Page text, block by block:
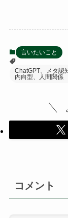
言いたいこと
ChatGPT、メタ認
内向型、人間関係
コメント